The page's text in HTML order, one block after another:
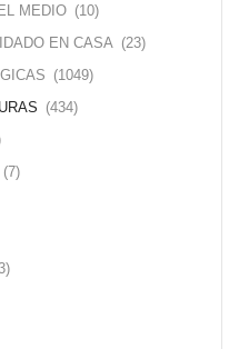
MEDIO (10)
EN CASA
(23)
(1049)
(434)
(7)